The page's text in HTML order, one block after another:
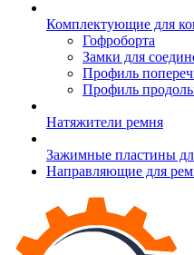
Комплектующие для
Гофроборта
Замки для
Профиль
Профиль
Натяжители ремня
Зажимные пластины
Направляющие для